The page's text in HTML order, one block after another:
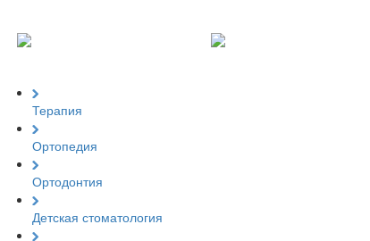
Терапия
Ортопедия
Ортодонтия
Детская стоматология